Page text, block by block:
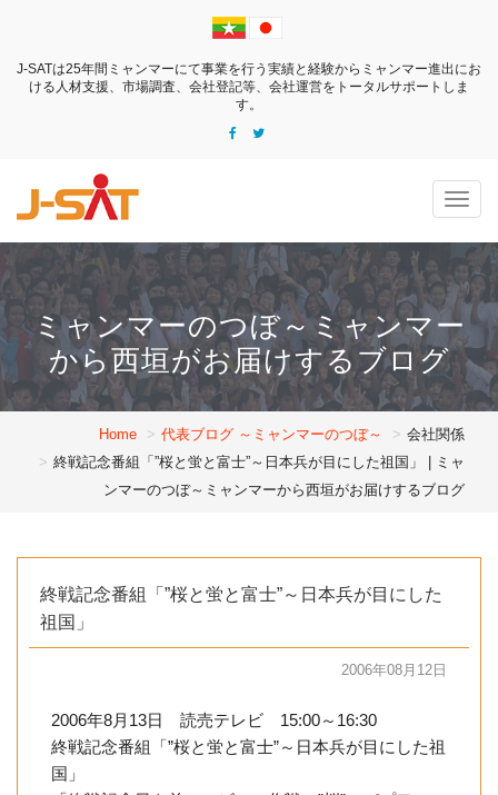
J-SATは25年間ミャンマーにて事業を行う実績と経験からミャンマー進出にお
ける 人材支援、市場調査、会社登記等、会社運営をトータルサポートしま
す。
ミャンマーのつぼ～ミャンマー
から西垣がお届けするブログ
Home 代表ブログ ～ミャンマーのつぼ～
会社関係
終戦記念番組「”桜と蛍と富士”～日本兵が目にした祖国」 | ミャ
ンマーのつぼ～ミャンマーから西垣がお届けするブログ
終戦記念番組「”桜と蛍と富士”～日本兵が目にした
祖国」
2006年08月12日
2006年8月13日 読売テレビ 15:00～16:30
終戦記念番組「”桜と蛍と富士”～日本兵が目にした祖
国」